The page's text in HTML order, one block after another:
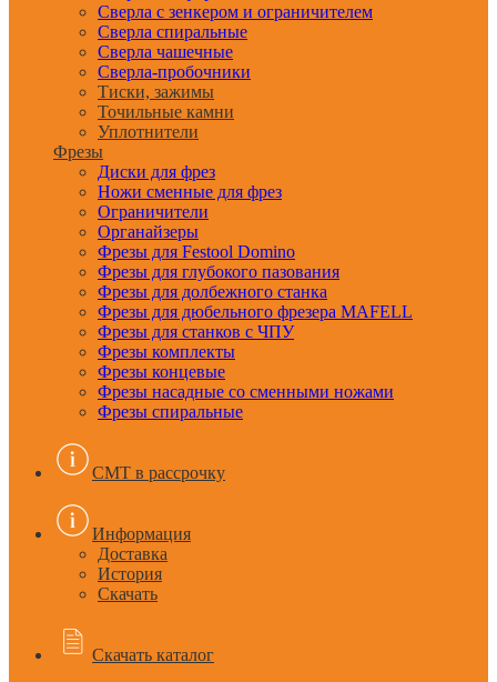
Сверла с зенкером и ограничителем
Сверла спиральные
Сверла чашечные
Сверла-пробочники
Тиски, зажимы
Точильные камни
Уплотнители
Фрезы
Диски для фрез
Ножи сменные для фрез
Ограничители
Органайзеры
Фрезы для Festool Domino
Фрезы для глубокого пазования
Фрезы для долбежного станка
Фрезы для дюбельного фрезера MAFELL
Фрезы для станков с ЧПУ
Фрезы комплекты
Фрезы концевые
Фрезы насадные со сменными ножами
Фрезы спиральные
CMT в рассрочку
Информация
Доставка
История
Скачать
Скачать каталог